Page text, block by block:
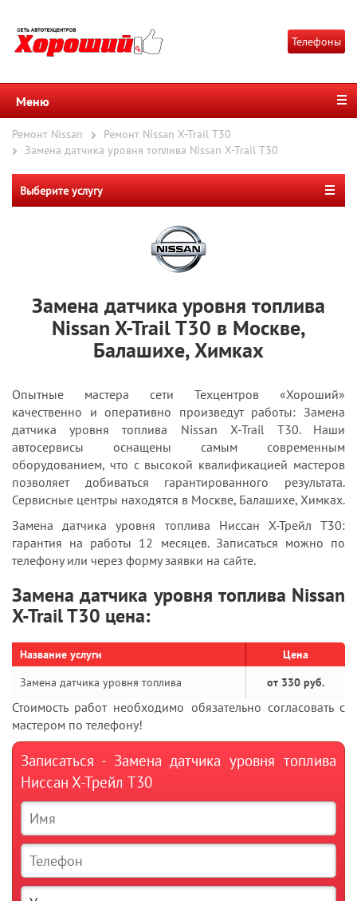
Телефоны
Меню
Ремонт Nissan
Ремонт Nissan X-Trail T30
Замена датчика уровня топлива Nissan X-Trail T30
Выберите услугу
Замена датчика уровня топлива
Nissan X-Trail T30 в Москве,
Балашихе, Химках
Опытные мастера сети Техцентров «Хороший»
качественно и оперативно произведут работы: Замена
датчика уровня топлива Nissan X-Trail T30. Наши
автосервисы оснащены самым современным
оборудованием, что с высокой квалификацией мастеров
позволяет добиваться гарантированного результата.
Сервисные центры находятся в Москве, Балашихе, Химках.
Замена датчика уровня топлива Ниссан Х-Трейл T30:
гарантия на работы 12 месяцев. Записаться можно по
телефону или через форму заявки на сайте.
Замена датчика уровня топлива Nissan
X-Trail T30 цена:
Название услуги
Цена
Замена датчика уровня топлива
от 330 руб.
Стоимость работ необходимо обязательно согласовать с
мастером по телефону!
Записаться - Замена датчика уровня топлива
Ниссан Х-Трейл T30